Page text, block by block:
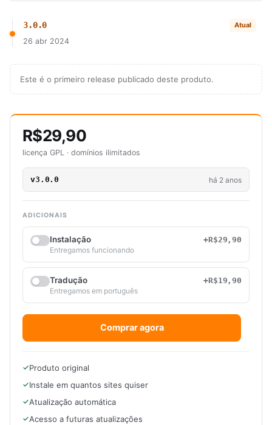
3.0.0 Atual
26 abr 2024
Este é o primeiro release publicado deste produto.
R$29,90
licença GPL · domínios ilimitados
v3.0.0 há 2 anos
ADICIONAIS
Instalação
+R$29,90
Entregamos funcionando
Tradução
+R$19,90
Entregamos em português
Comprar agora
Produto original
Instale em quantos sites quiser
Atualização automática
Acesso a futuras atualizações